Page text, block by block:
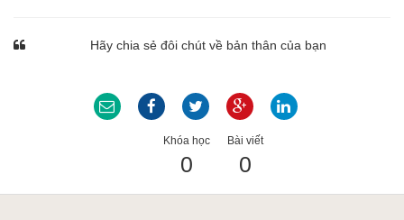
Hãy chia sẻ đôi chút về bản thân của bạn
Khóa học
0
Bài viết
0